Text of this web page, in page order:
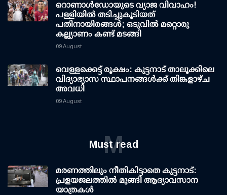
റൊണാള്‍ഡോയുടെ വ്യാജ വിവാഹം!
പള്ളിയില്‍ തടിച്ചുകൂടിയത്
പതിനായിരങ്ങള്‍; ഒടുവില്‍ മറ്റൊരു
കല്ല്യാണം കണ്ട് മടങ്ങി
09 August
വെള്ളക്കെട്ട് രൂക്ഷം: കുട്ടനാട് താലൂക്കിലെ
വിദ്യാഭ്യാസ സ്ഥാപനങ്ങള്‍ക്ക് തിങ്കളാഴ്ച
അവധി
09 August
Must read
M
മരണത്തിലും നീതികിട്ടാതെ കുട്ടനാട്:
പ്രളയജലത്തില്‍ മുങ്ങി ആദ്യാവസാന
യാത്രകള്‍